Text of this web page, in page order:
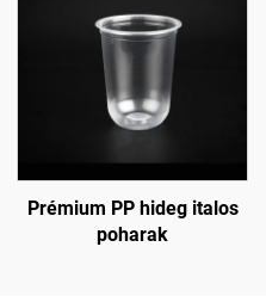
Prémium PP hideg italos
poharak